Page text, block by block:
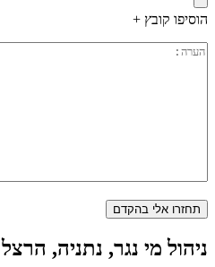
הוסיפו קובץ +
ניהול מי נגר, נתניה, הרצל 2